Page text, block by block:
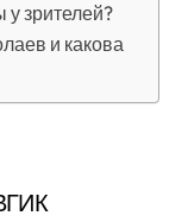
зрителей?
и какова